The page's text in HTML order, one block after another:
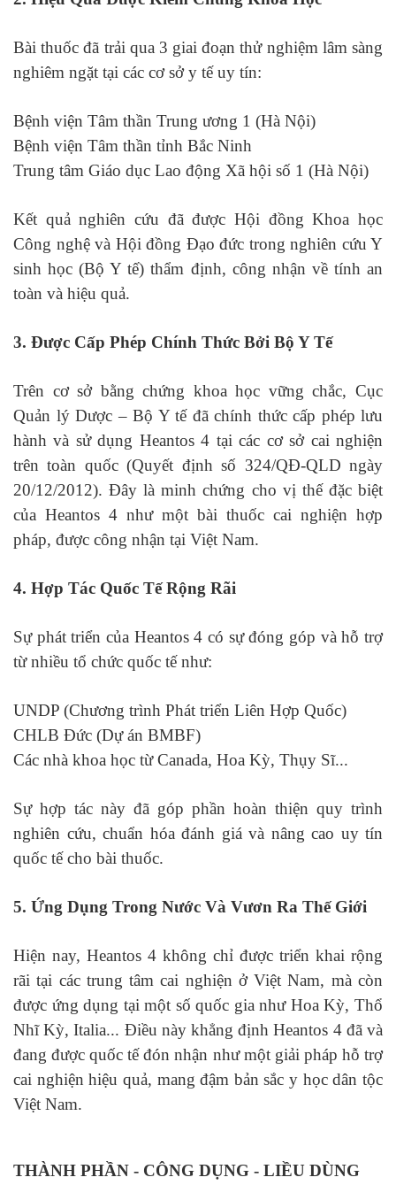
Bài thuốc đã trải qua 3 giai đoạn thử nghiệm lâm sàng
nghiêm ngặt tại các cơ sở y tế uy tín:
Bệnh viện Tâm thần Trung ương 1 (Hà Nội)
Bệnh viện Tâm thần tỉnh Bắc Ninh
Trung tâm Giáo dục Lao động Xã hội số 1 (Hà Nội)
Kết quả nghiên cứu đã được Hội đồng Khoa học
Công nghệ và Hội đồng Đạo đức trong nghiên cứu Y
sinh học (Bộ Y tế) thẩm định, công nhận về tính an
toàn và hiệu quả.
3. Được Cấp Phép Chính Thức Bởi Bộ Y Tế
Trên cơ sở bằng chứng khoa học vững chắc, Cục
Quản lý Dược – Bộ Y tế đã chính thức cấp phép lưu
hành và sử dụng Heantos 4 tại các cơ sở cai nghiện
trên toàn quốc (Quyết định số 324/QĐ-QLD ngày
20/12/2012). Đây là minh chứng cho vị thế đặc biệt
của Heantos 4 như một bài thuốc cai nghiện hợp
pháp, được công nhận tại Việt Nam.
4. Hợp Tác Quốc Tế Rộng Rãi
Sự phát triển của Heantos 4 có sự đóng góp và hỗ trợ
từ nhiều tổ chức quốc tế như:
UNDP (Chương trình Phát triển Liên Hợp Quốc)
CHLB Đức (Dự án BMBF)
Các nhà khoa học từ Canada, Hoa Kỳ, Thụy Sĩ...
Sự hợp tác này đã góp phần hoàn thiện quy trình
nghiên cứu, chuẩn hóa đánh giá và nâng cao uy tín
quốc tế cho bài thuốc.
5. Ứng Dụng Trong Nước Và Vươn Ra Thế Giới
Hiện nay, Heantos 4 không chỉ được triển khai rộng
rãi tại các trung tâm cai nghiện ở Việt Nam, mà còn
được ứng dụng tại một số quốc gia như Hoa Kỳ, Thổ
Nhĩ Kỳ, Italia... Điều này khẳng định Heantos 4 đã và
đang được quốc tế đón nhận như một giải pháp hỗ trợ
cai nghiện hiệu quả, mang đậm bản sắc y học dân tộc
Việt Nam.
THÀNH PHẦN - CÔNG DỤNG - LIỀU DÙNG